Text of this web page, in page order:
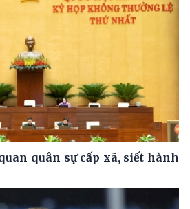
quân sự cấp xã, siết hành